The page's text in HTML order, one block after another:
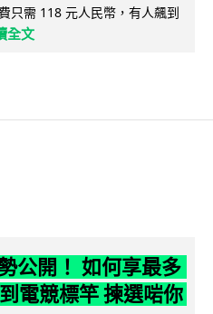
只需 118 元人民幣，有人飆到
全文
公開！ 如何享最多
電競標竿 揀選啱你